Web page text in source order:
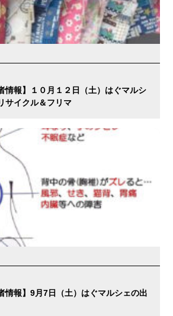
情報】１０月１２日（土）はぐマルシ
サイクル＆フリマ
情報】9月7日（土）はぐマルシェの出